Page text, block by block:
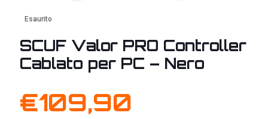
Esaurito
SCUF Valor PRO Controller
Cablato per PC – Nero
€109,90